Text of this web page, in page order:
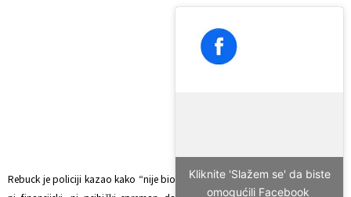
Rebuck je policiji kazao kako “nije bio
izlazu iz BiH, evo
Kliknite 'Slažem se' da biste
omogućili Facebook